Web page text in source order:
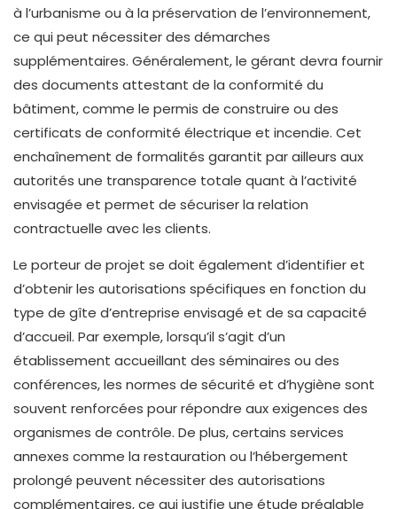
à l’urbanisme ou à la préservation de l’environnement,
ce qui peut nécessiter des démarches
supplémentaires. Généralement, le gérant devra fournir
des documents attestant de la conformité du
bâtiment, comme le permis de construire ou des
certificats de conformité électrique et incendie. Cet
enchaînement de formalités garantit par ailleurs aux
autorités une transparence totale quant à l’activité
envisagée et permet de sécuriser la relation
contractuelle avec les clients.
Le porteur de projet se doit également d’identifier et
d’obtenir les autorisations spécifiques en fonction du
type de gîte d’entreprise envisagé et de sa capacité
d’accueil. Par exemple, lorsqu’il s’agit d’un
établissement accueillant des séminaires ou des
conférences, les normes de sécurité et d’hygiène sont
souvent renforcées pour répondre aux exigences des
organismes de contrôle. De plus, certains services
annexes comme la restauration ou l’hébergement
prolongé peuvent nécessiter des autorisations
complémentaires, ce qui justifie une étude préalable